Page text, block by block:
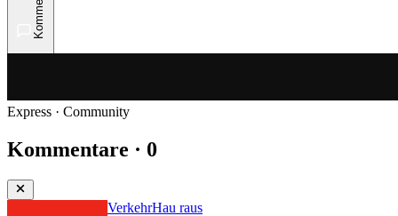
Express · Community
Kommentare · 0
VerkehrHau raus